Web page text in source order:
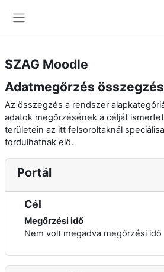
SZAG Moodle
Adatmegőrzés
Az összegzés a rendszer
adatok megőrzésének a célját
területein az itt felsoroltaknál
fordulhatnak elő.
Portál
Cél
Megőrzési idő
Nem volt megadva megőrzési idő